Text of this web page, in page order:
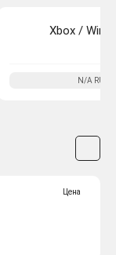
Xbox /
N/A RU
Цена